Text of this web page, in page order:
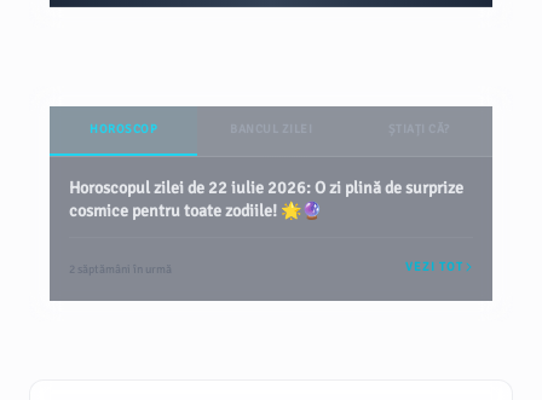
HOROSCOP
Horoscopul zilei de 22 iulie 2026: O zi plină de surprize
cosmice pentru toate zodiile! 🌟🔮
2 săptămâni în urmă VEZI TOT